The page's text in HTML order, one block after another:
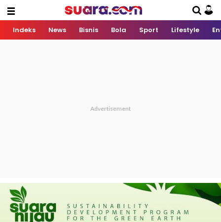
Indeks News Bisnis Bola Sport Lifestyle